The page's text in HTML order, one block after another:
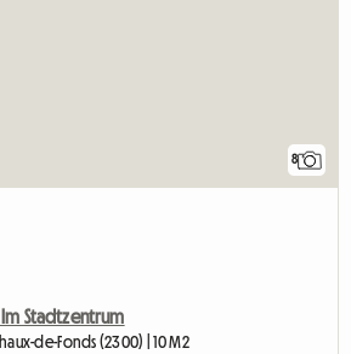
8
Stadtzentrum
de-Fonds (2300) | 10 M2